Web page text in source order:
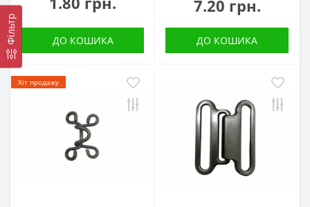
Фільтр ДО КОШИКА
7.20 грн.
ДО КОШИКА
Хіт продажу